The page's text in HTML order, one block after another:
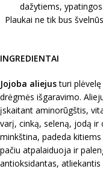
dažytiems,
Plaukai ne tik bus
INGREDIENTAI
Jojoba aliejusturi
drėgmės išgaravimo.
įskaitant aminorūgštis,
varį, cinką, seleną, jodą ir
minkština, padeda
pačiu atpalaiduoja ir
antioksidantas,